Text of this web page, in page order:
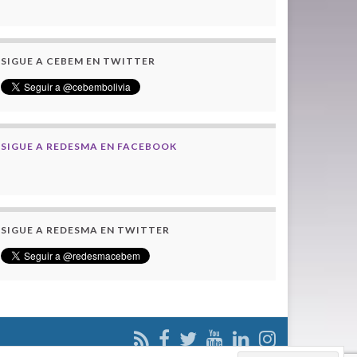
SIGUE A CEBEM EN TWITTER
SIGUE A REDESMA EN FACEBOOK
SIGUE A REDESMA EN TWITTER